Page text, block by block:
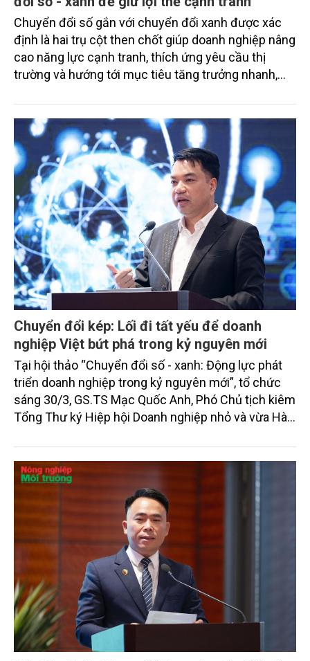
Chuyển đổi số gắn với chuyển đổi xanh được xác
định là hai trụ cột then chốt giúp doanh nghiệp nâng
cao năng lực cạnh tranh, thích ứng yêu cầu thị
trường và hướng tới mục tiêu tăng trưởng nhanh,
Chuyển đổi kép: Lối đi tất yếu để doanh
nghiệp Việt bứt phá trong kỷ nguyên mới
Tại hội thảo “Chuyển đổi số - xanh: Động lực phát
triển doanh nghiệp trong kỷ nguyên mới”, tổ chức
sáng 30/3, GS.TS Mạc Quốc Anh, Phó Chủ tịch kiêm
Tổng Thư ký Hiệp hội Doanh nghiệp nhỏ và vừa Hà
nghiệp đã đưa ra một thông điệp xuyên suốt: Doanh
nghiệp Việt Nam, đặc biệt là khu vực doanh nghiệp
nhỏ và vừa, đang đứng trước một ngã rẽ mang tính
lịch sử, nơi “chuyển đổi kép” – kết hợp giữa chuyển
đổi số và chuyển đổi xanh – không còn là lựa chọn,
mà là điều kiện sống còn để tồn tại và phát triển.